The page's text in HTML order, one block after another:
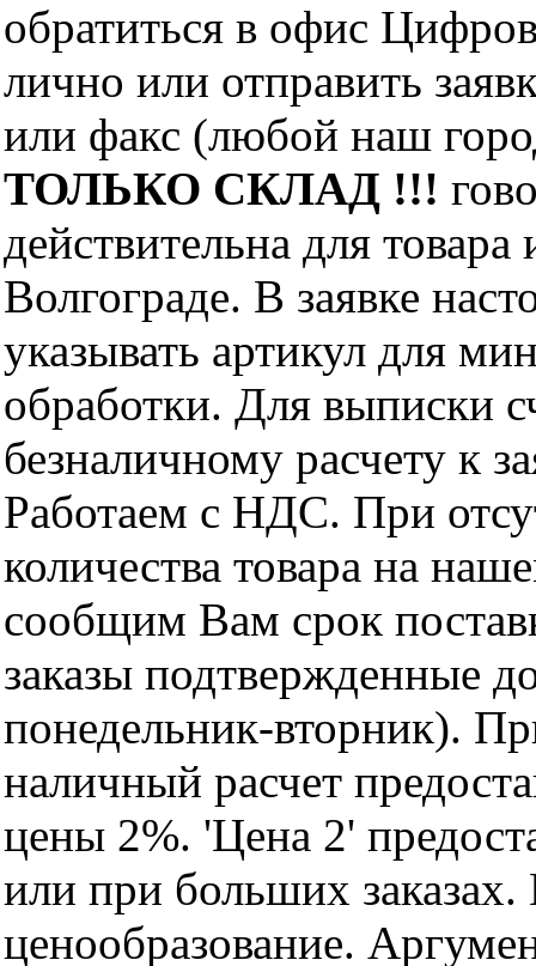
обратиться в офис
лично или отправить
или факс (любой наш
ТОЛЬКО СКЛАД !!!
действительна для
Волгограде. В заявке
указывать артикул для
обработки. Для выписки
безналичному расчету к
Работаем с НДС. При
количества товара на
сообщим Вам срок
заказы подтвержденные
понедельник-вторник).
наличный расчет
цены 2%. 'Цена 2'
или при больших
ценообразование.